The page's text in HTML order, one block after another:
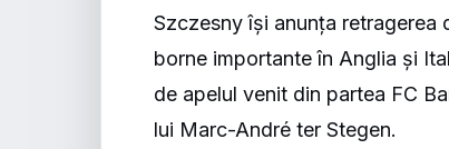
Szczesny își anunța
borne importante în Anglia și
de apelul venit din partea FC
lui Marc-André ter Stegen.